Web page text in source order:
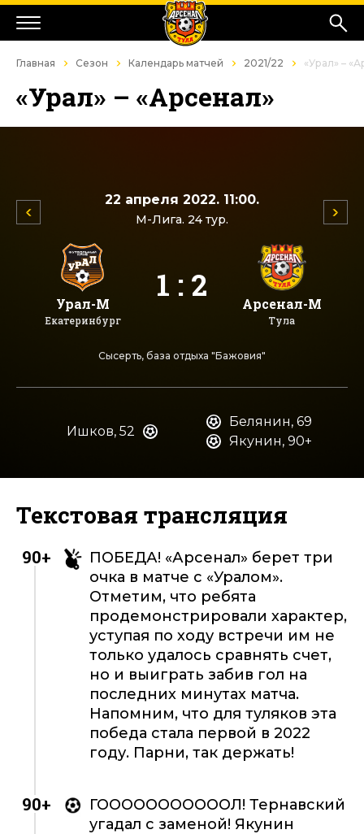
Главная Сезон Календарь матчей 2021/22 «Урал» –
«Урал» – «Арсенал»
22 апреля 2022. 11:00.
М-Лига. 24 тур.
Урал-М
Екатеринбург
1 : 2 Арсенал-М
Тула
Сысерть, база отдыха "Бажовия"
Ишков, 52
Белянин, 69
Якунин, 90+
Текстовая трансляция
90+
ПОБЕДА! «Арсенал» берет три
очка в матче с «Уралом».
Отметим, что ребята
продемонстрировали характер,
уступая по ходу встречи им не
только удалось сравнять счет,
но и выиграть забив гол на
последних минутах матча.
Напомним, что для туляков эта
победа стала первой в 2022
году. Парни, так держать!
90+
ГОООООООООООЛ! Тернавский
угадал с заменой! Якунин